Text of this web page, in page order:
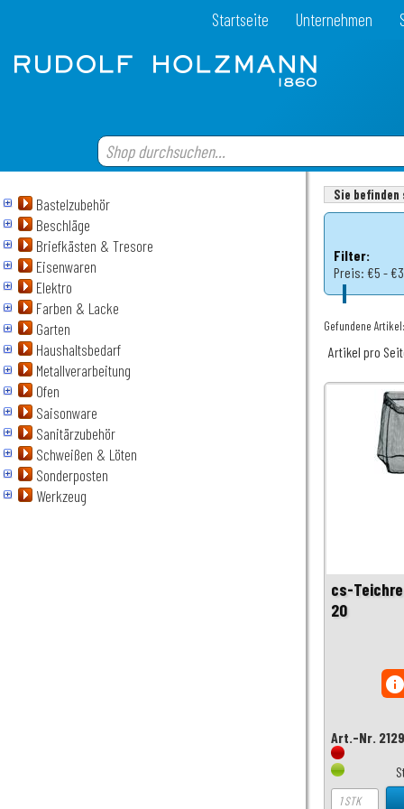
Startseite Unternehmen
Bastelzubehör
Beschläge
Briefkästen & Tresore
Eisenwaren
Elektro
Farben & Lacke
Garten
Haushaltsbedarf
Metallverarbeitung
Ofen
Saisonware
Sanitärzubehör
Schweißen & Löten
Sonderposten
Werkzeug
Sie
Filter:
Preis: €5 -
Gefundene
Artikel pro
cs-
20
Art.-Nr.